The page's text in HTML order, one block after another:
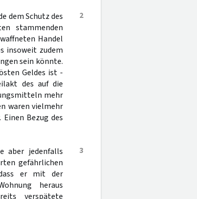
2
dem Schutz des
stammenden
Handel
insoweit zudem
sein könnte.
Geldes ist -
des auf die
mehr
waren vielmehr
Bezug des
3
aber jedenfalls
gefährlichen
er mit der
heraus
verspätete